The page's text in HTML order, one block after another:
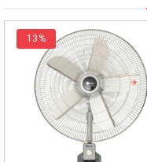
13%